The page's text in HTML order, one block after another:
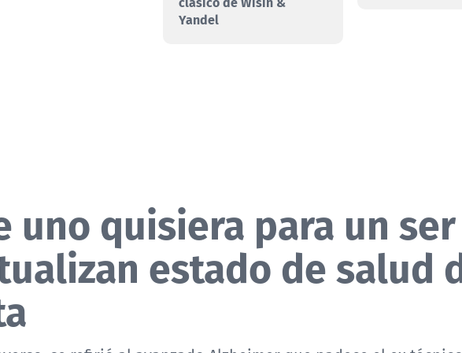
Yandel
uno quisiera para un ser
estado de salud